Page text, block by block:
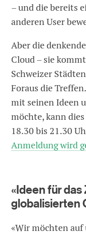
– und die bereits
anderen User
Aber die
Cloud – sie
Schweizer
Foraus die
mit seinen Ideen
möchte, kann
18.30 bis 21.30
Anmeldung wird
«Ideen für
globalisierten
«Wir möchten auf